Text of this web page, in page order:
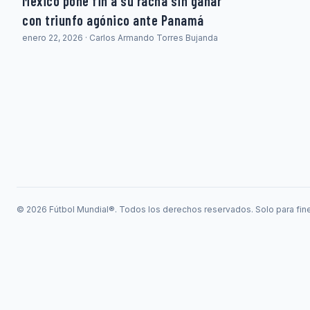
con triunfo agónico ante Panamá
enero 22, 2026 · Carlos Armando Torres Bujanda
© 2026 Fútbol Mundial®. Todos los derechos reservados. Solo para